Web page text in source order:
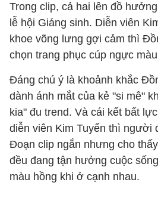
Trong clip, cả hai lên đồ
lễ hội Giáng sinh. Diễn viên
khoe võng lưng gợi cảm thì
chọn trang phục cúp ngực
Đáng chú ý là khoảnh khắc
dành ánh mắt của kẻ "si mê"
kia" đu trend. Và cái kết bất
diễn viên Kim Tuyến thì người
Đoạn clip ngắn nhưng cho
đều đang tận hưởng cuộc
màu hồng khi ở cạnh nhau.